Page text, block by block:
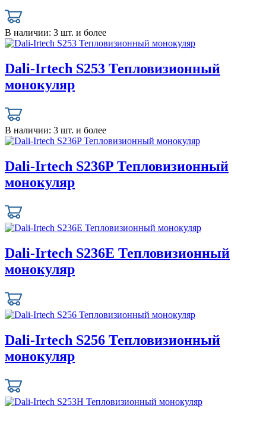
В наличии: 3 шт. и более
Dali-Irtech S253 Тепловизионный
монокуляр
В наличии: 3 шт. и более
Dali-Irtech S236P Тепловизионный
монокуляр
Dali-Irtech S236E Тепловизионный
монокуляр
Dali-Irtech S256 Тепловизионный
монокуляр